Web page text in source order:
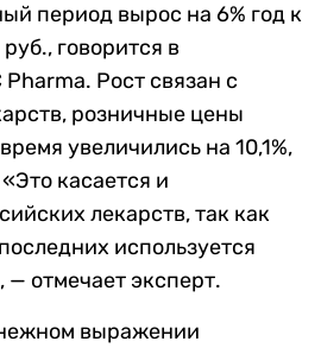
период вырос на 6% год к
говорится в
Рост связан с
розничные цены
увеличились на 10,1%,
касается и
лекарств, так как
используется
отмечает эксперт.
выражении